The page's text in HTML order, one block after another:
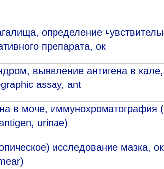
определение
препарата, ок
выявление антигена в
assay, ant
в моче, иммунохроматография
urinae)
исследование мазка,